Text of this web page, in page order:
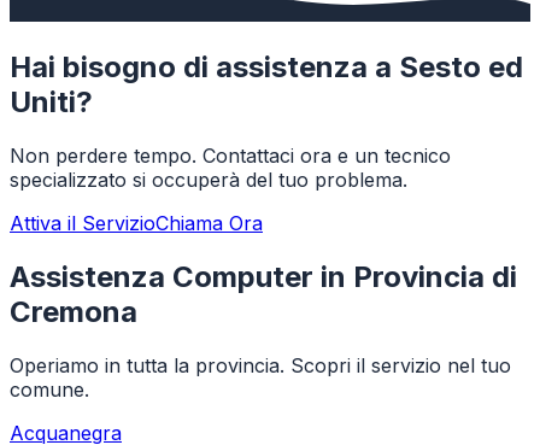
Hai bisogno di assistenza a Sesto ed
Uniti?
Non perdere tempo. Contattaci ora e un tecnico
specializzato si occuperà del tuo problema.
Attiva il ServizioChiama Ora
Assistenza Computer in Provincia di
Cremona
Operiamo in tutta la provincia. Scopri il servizio nel tuo
comune.
Acquanegra